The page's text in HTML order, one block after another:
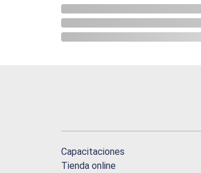
Capacitaciones
Tienda online